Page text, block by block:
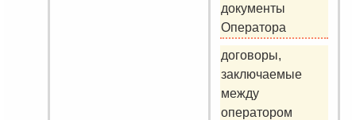
документы
Оператора
договоры,
заключаемые
между
оператором